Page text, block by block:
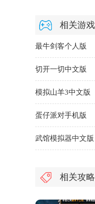
相关游戏
最牛剑客个人版
切开一切中文版
模拟山羊3中文版
蛋仔派对手机版
武馆模拟器中文版
相关攻略